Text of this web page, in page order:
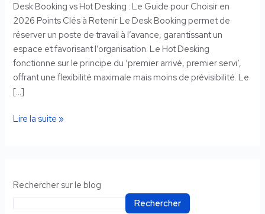
Desk Booking vs Hot Desking : Le Guide pour Choisir en
2026 Points Clés à Retenir Le Desk Booking permet de
réserver un poste de travail à l’avance, garantissant un
espace et favorisant l’organisation. Le Hot Desking
fonctionne sur le principe du ‘premier arrivé, premier servi’,
offrant une flexibilité maximale mais moins de prévisibilité. Le
[…]
Lire la suite »
Rechercher sur le blog
Rechercher